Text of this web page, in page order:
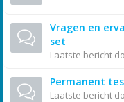
Vragen en
set
Laatste bericht
Permanent
Laatste bericht